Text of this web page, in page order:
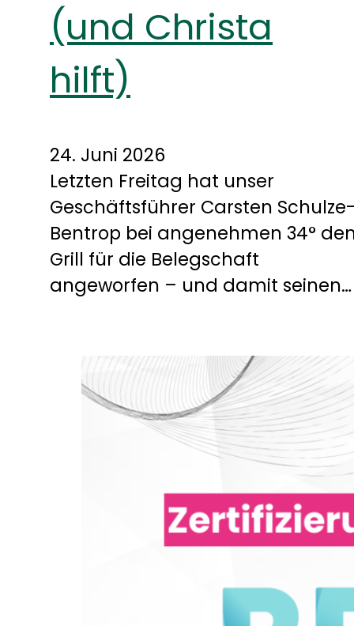
(und Christa
hilft)
24. Juni 2026
Letzten Freitag hat unser
Geschäftsführer Carsten
Bentrop bei angenehmen 34°
Grill für die Belegschaft
angeworfen – und damit seinen…